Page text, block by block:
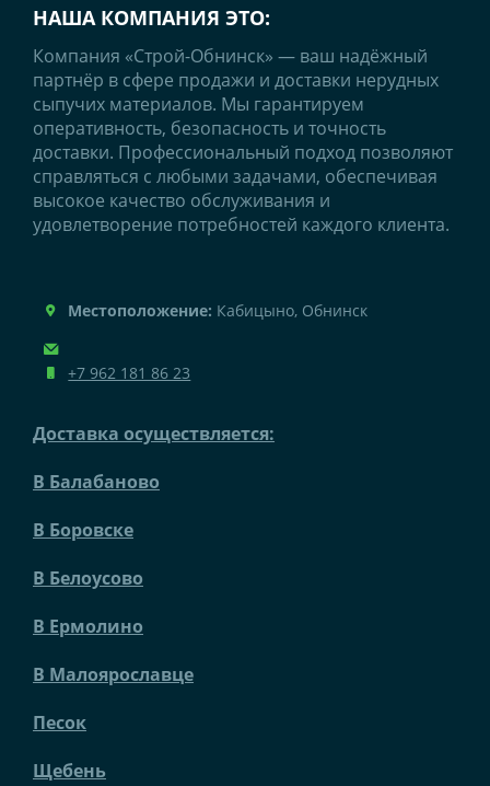
НАША КОМПАНИЯ ЭТО:
Компания «Строй-Обнинск» — ваш надёжный
партнёр в сфере продажи и доставки нерудных
сыпучих материалов. Мы гарантируем
оперативность, безопасность и точность
доставки. Профессиональный подход позволяют
справляться с любыми задачами, обеспечивая
высокое качество обслуживания и
удовлетворение потребностей каждого клиента.
Местоположение: Кабицыно, Обнинск
+7 962 181 86 23
Доставка осуществляется:
В Балабаново
В Боровске
В Белоусово
В Ермолино
В Малоярославце
Песок
Щебень